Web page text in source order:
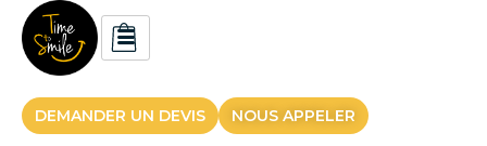
DEMANDER UN DEVIS NOUS APPELER